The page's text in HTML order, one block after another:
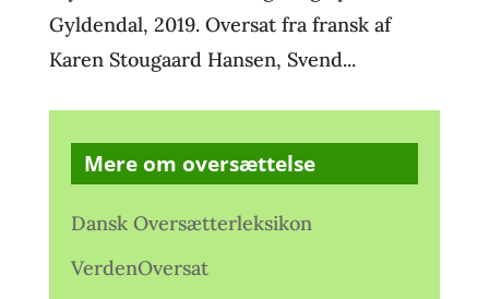
Gyldendal, 2019. Oversat fra fransk af
Karen Stougaard Hansen, Svend...
Mere om oversættelse
Dansk Oversætterleksikon
VerdenOversat